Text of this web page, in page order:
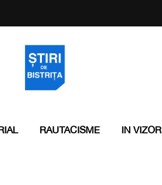
RAUTACISME IN VIZOR